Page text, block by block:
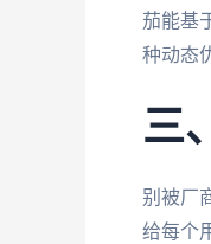
茄能基
种动态
三
别被厂
给每个